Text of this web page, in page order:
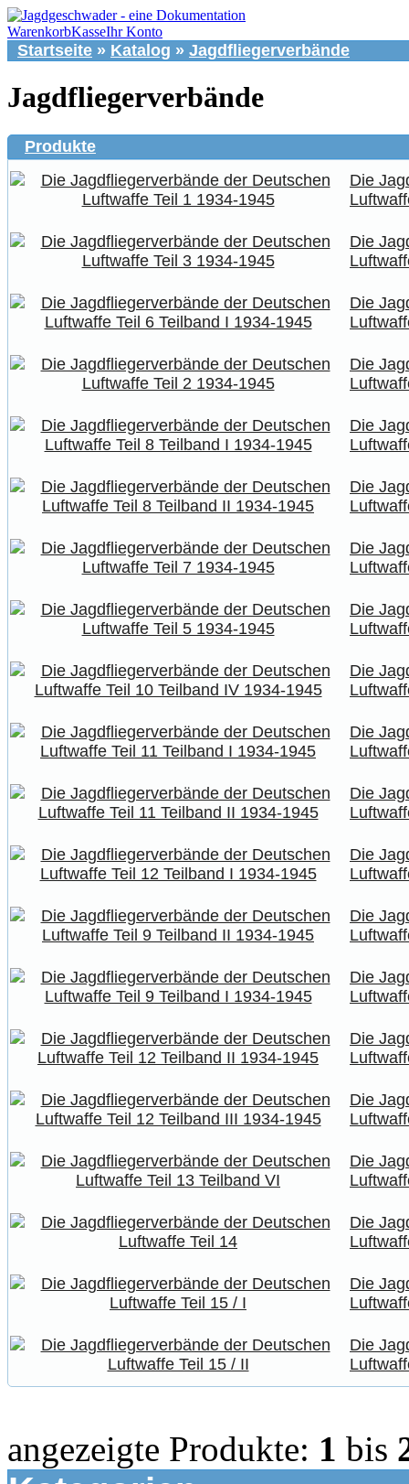
WarenkorbKasseIhr Konto
Startseite » Katalog » Jagdfliegerverbände
Jagdfliegerverbände
Produkte
Die
Die
Die
Die
Die
Die
Die
Die
Die
Die
Die
Die
Die
Die
Die
Die
Die
Die
Die
Die
angezeigte Produkte: 1 bis